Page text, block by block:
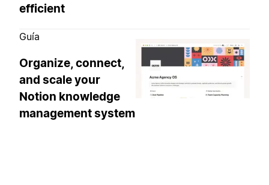
efficient
Guía
Organize, connect,
and scale your
Notion knowledge
management system